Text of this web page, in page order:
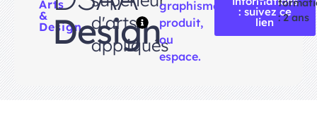
Arts
&
Design
Design
d'arts
appliqués
graphisme,
produit,
ou
espace.
: suivez ce
lien : 2 ans